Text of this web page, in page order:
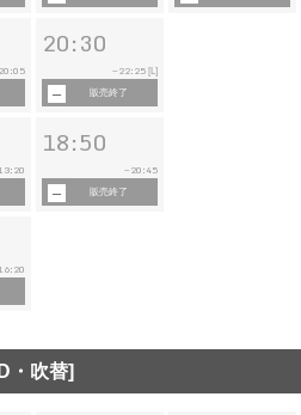
20:05
20:30
~ 22:25 [L]
販売終了
18:50
~ 20:45
販売終了
・吹替]